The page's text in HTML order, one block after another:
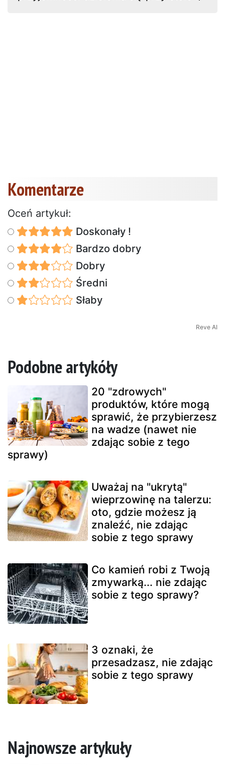
Komentarze
Oceń artykuł:
Doskonały !
Bardzo dobry
Dobry
Średni
Słaby
Reve AI
Podobne artykóły
20 "zdrowych"
produktów, które mogą
sprawić, że przybierzesz
na wadze (nawet nie
zdając sobie z tego
sprawy)
Uważaj na "ukrytą"
wieprzowinę na talerzu:
oto, gdzie możesz ją
znaleźć, nie zdając
sobie z tego sprawy
Co kamień robi z Twoją
zmywarką... nie zdając
sobie z tego sprawy?
3 oznaki, że
przesadzasz, nie zdając
sobie z tego sprawy
Najnowsze artykuły